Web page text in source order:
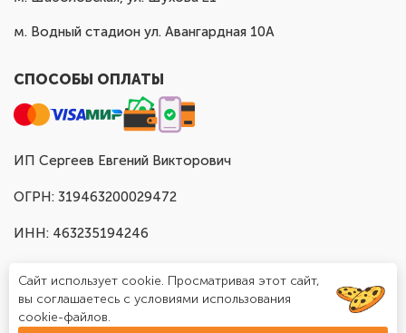
м. Водный стадион ул. Авангардная 10А
СПОСОБЫ ОПЛАТЫ
ИП Сергеев Евгений Викторович
ОГРН: 319463200029472
ИНН: 463235194246
Сайт использует cookie. Просматривая этот сайт,
вы соглашаетесь с условиями использования
cookie-файлов.